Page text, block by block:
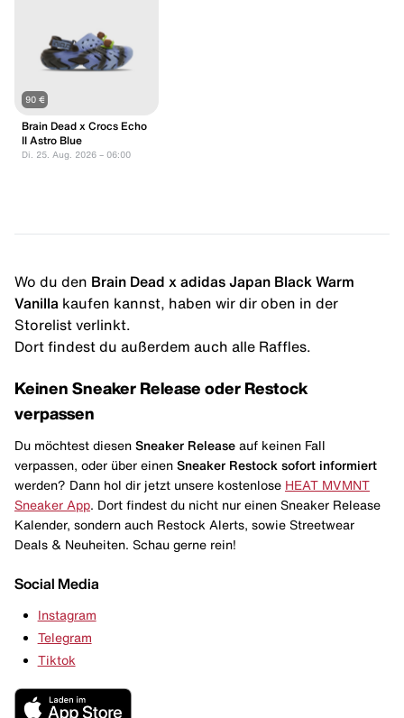
90 €
Brain Dead x Crocs Echo
II Astro Blue
Di. 25. Aug. 2026 – 06:00
Wo du den Brain Dead x adidas Japan Black Warm
Vanilla kaufen kannst, haben wir dir oben in der
Storelist verlinkt.
Dort findest du außerdem auch alle Raffles.
Keinen Sneaker Release oder Restock
verpassen
Du möchtest diesen Sneaker Release auf keinen Fall
verpassen, oder über einen Sneaker Restock sofort informiert
werden? Dann hol dir jetzt unsere kostenlose HEAT MVMNT
Sneaker App . Dort findest du nicht nur einen Sneaker Release
Kalender, sondern auch Restock Alerts, sowie Streetwear
Deals & Neuheiten. Schau gerne rein!
Social Media
Instagram
Telegram
Tiktok